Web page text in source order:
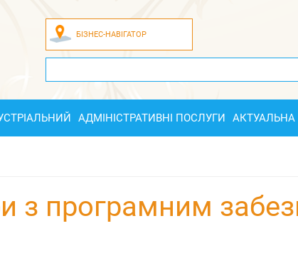
БІЗНЕС-НАВІГАТОР
АДМІНІСТРАТИВНІ ПОСЛУГИ АКТУАЛЬНА
з програмним